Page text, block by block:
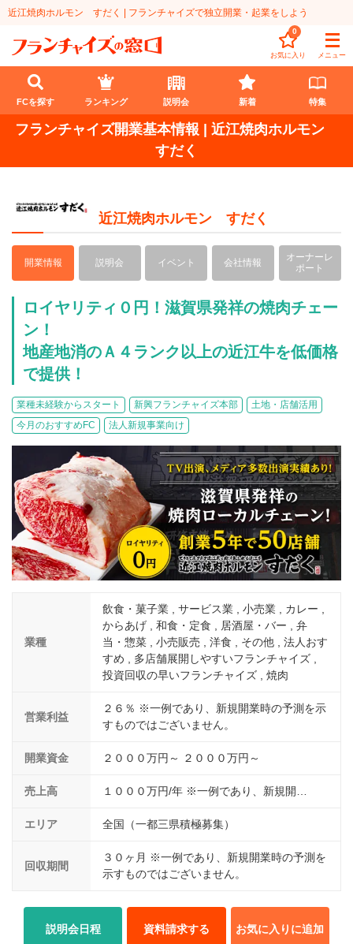
近江焼肉ホルモン すだく | フランチャイズで独立開業・起業をしよう
お気に入り
0
メニュー
代理店業
教育・保育業
飲食・菓子業
サービス業
無店舗系
小売業
介護・福祉業
美容・健康業
海外FC本部
インターン独立・社員募集
開業資金
1円〜100万円
101万円～300万円
301万円～500万円
501万円～1000万円
1001万円以上
東北
甲信越・北陸
関東
東海
四国
中国
九州・沖縄
総合ランキング
介護
飲食
リペアクリーニング
100万以下で開業
夫婦で開業
脱サラで開業
副業・サイドビジネス
週間ランキング
説明会
イベント
お役立ち情報コラム
会員登録 ログイン
FCを探す ランキング 説明会 新着 特集
フランチャイズ開業基本情報 | 近江焼肉ホルモン
すだく
近江焼肉ホルモン すだく
開業情報 説明会 イベント 会社情報
オーナーレ
ポート
ロイヤリティ０円！滋賀県発祥の焼肉チェー
ン！
地産地消のＡ４ランク以上の近江牛を低価格
で提供！
業種未経験からスタート 新興フランチャイズ本部
土地・店舗活用
今月のおすすめFC
法人新規事業向け
業種
飲食・菓子業 , サービス業 , 小売業 , カレー ,
からあげ , 和食・定食 , 居酒屋・バー , 弁
当・惣菜 , 小売販売 , 洋食 , その他 , 法人おす
すめ , 多店舗展開しやすいフランチャイズ ,
投資回収の早いフランチャイズ , 焼肉
営業利益
２６％ ※一例であり、新規開業時の予測を示
すものではございません。
開業資金 ２０００万円～ ２０００万円～
売上高 １０００万円/年 ※一例であり、新規開…
エリア 全国（一都三県積極募集）
回収期間
３０ヶ月 ※一例であり、新規開業時の予測を
示すものではございません。
説明会日程 資料請求する お気に入りに追加